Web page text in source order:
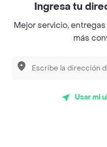
Myriam Camhi Co
Magnifique
Desayunadero de la 42
Ingresa tu
Mejor servicio,
más
Usar mi